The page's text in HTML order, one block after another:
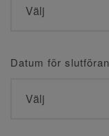
Datum för